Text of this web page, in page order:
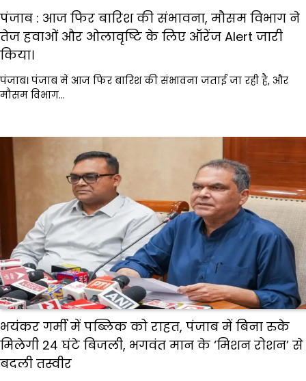
पंजाब : आज फिर बारिश की संभावना, मौसम विभाग ने
तेज हवाओं और ओलावृष्टि के लिए ऑरेंज Alert जारी
किया।
पंजाब। पंजाब में आज फिर बारिश की संभावना जताई जा रही है, और
मौसम विभाग…
भयंकर गर्मी में पब्लिक को राहत, पंजाब में बिना रुके
मिलेगी 24 घंटे बिजली, भगवंत मान के ‘मिशन रोशन’ से
बदली तस्वीर